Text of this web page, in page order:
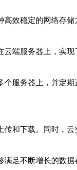
效稳定的网络存
端服务器上，实现
服务器上，并定
和下载。同时，云
足不断增长的数